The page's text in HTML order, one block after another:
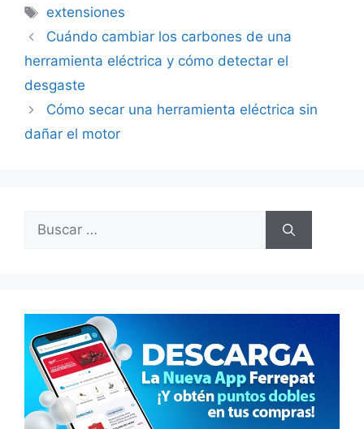
Etiquetas
extensiones
Cuándo cambiar los carbones de una
herramienta eléctrica y cómo detectar el
desgaste
Cómo secar una herramienta eléctrica sin
dañar el motor
Buscar: